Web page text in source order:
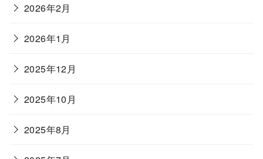
2026年2月
2026年1月
2025年12月
2025年10月
2025年8月